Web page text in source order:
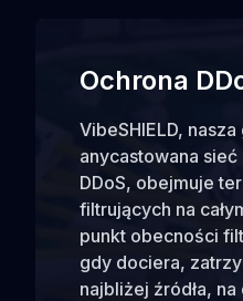
Ochrona
VibeSHIELD,
anycastowana
DDoS, obejmuje
filtrujących na
punkt obecności
gdy dociera,
najbliżej źródła, na